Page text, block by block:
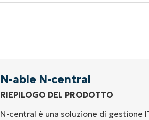
N-able N-central
RIEPILOGO DEL PRODOTTO
N-central è una soluzione di gestione